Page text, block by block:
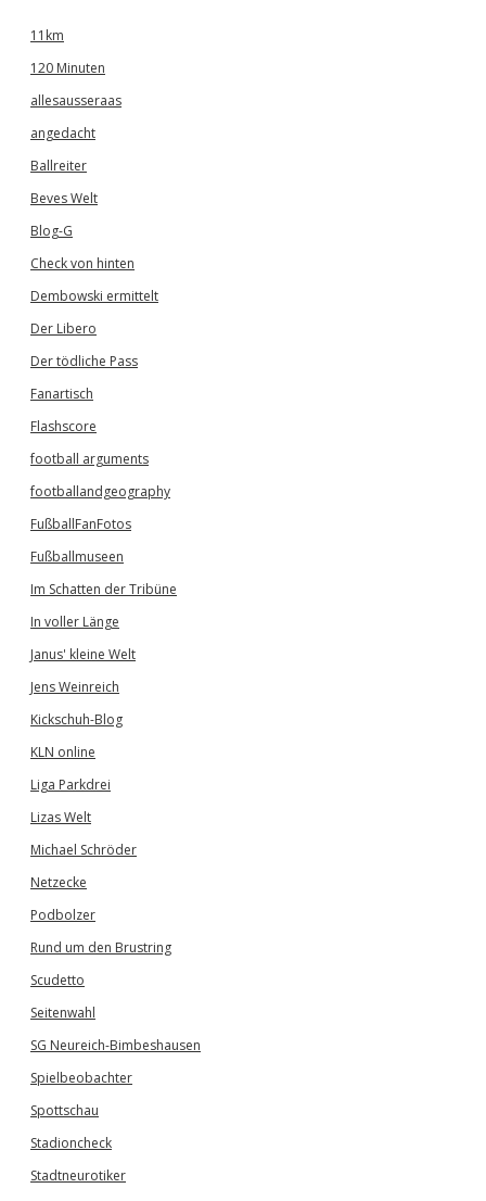
11km
120 Minuten
allesausseraas
angedacht
Ballreiter
Beves Welt
Blog-G
Check von hinten
Dembowski ermittelt
Der Libero
Der tödliche Pass
Fanartisch
Flashscore
football arguments
footballandgeography
FußballFanFotos
Fußballmuseen
Im Schatten der Tribüne
In voller Länge
Janus' kleine Welt
Jens Weinreich
Kickschuh-Blog
KLN online
Liga Parkdrei
Lizas Welt
Michael Schröder
Netzecke
Podbolzer
Rund um den Brustring
Scudetto
Seitenwahl
SG Neureich-Bimbeshausen
Spielbeobachter
Spottschau
Stadioncheck
Stadtneurotiker